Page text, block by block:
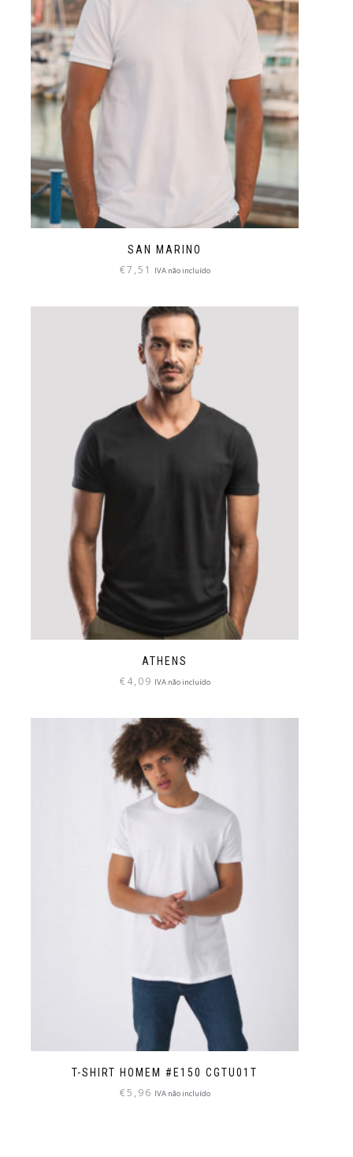
SAN MARINO
€7,51 IVA não incluído
ATHENS
€4,09 IVA não incluído
T-SHIRT HOMEM #E150 CGTU01T
€5,96 IVA não incluído